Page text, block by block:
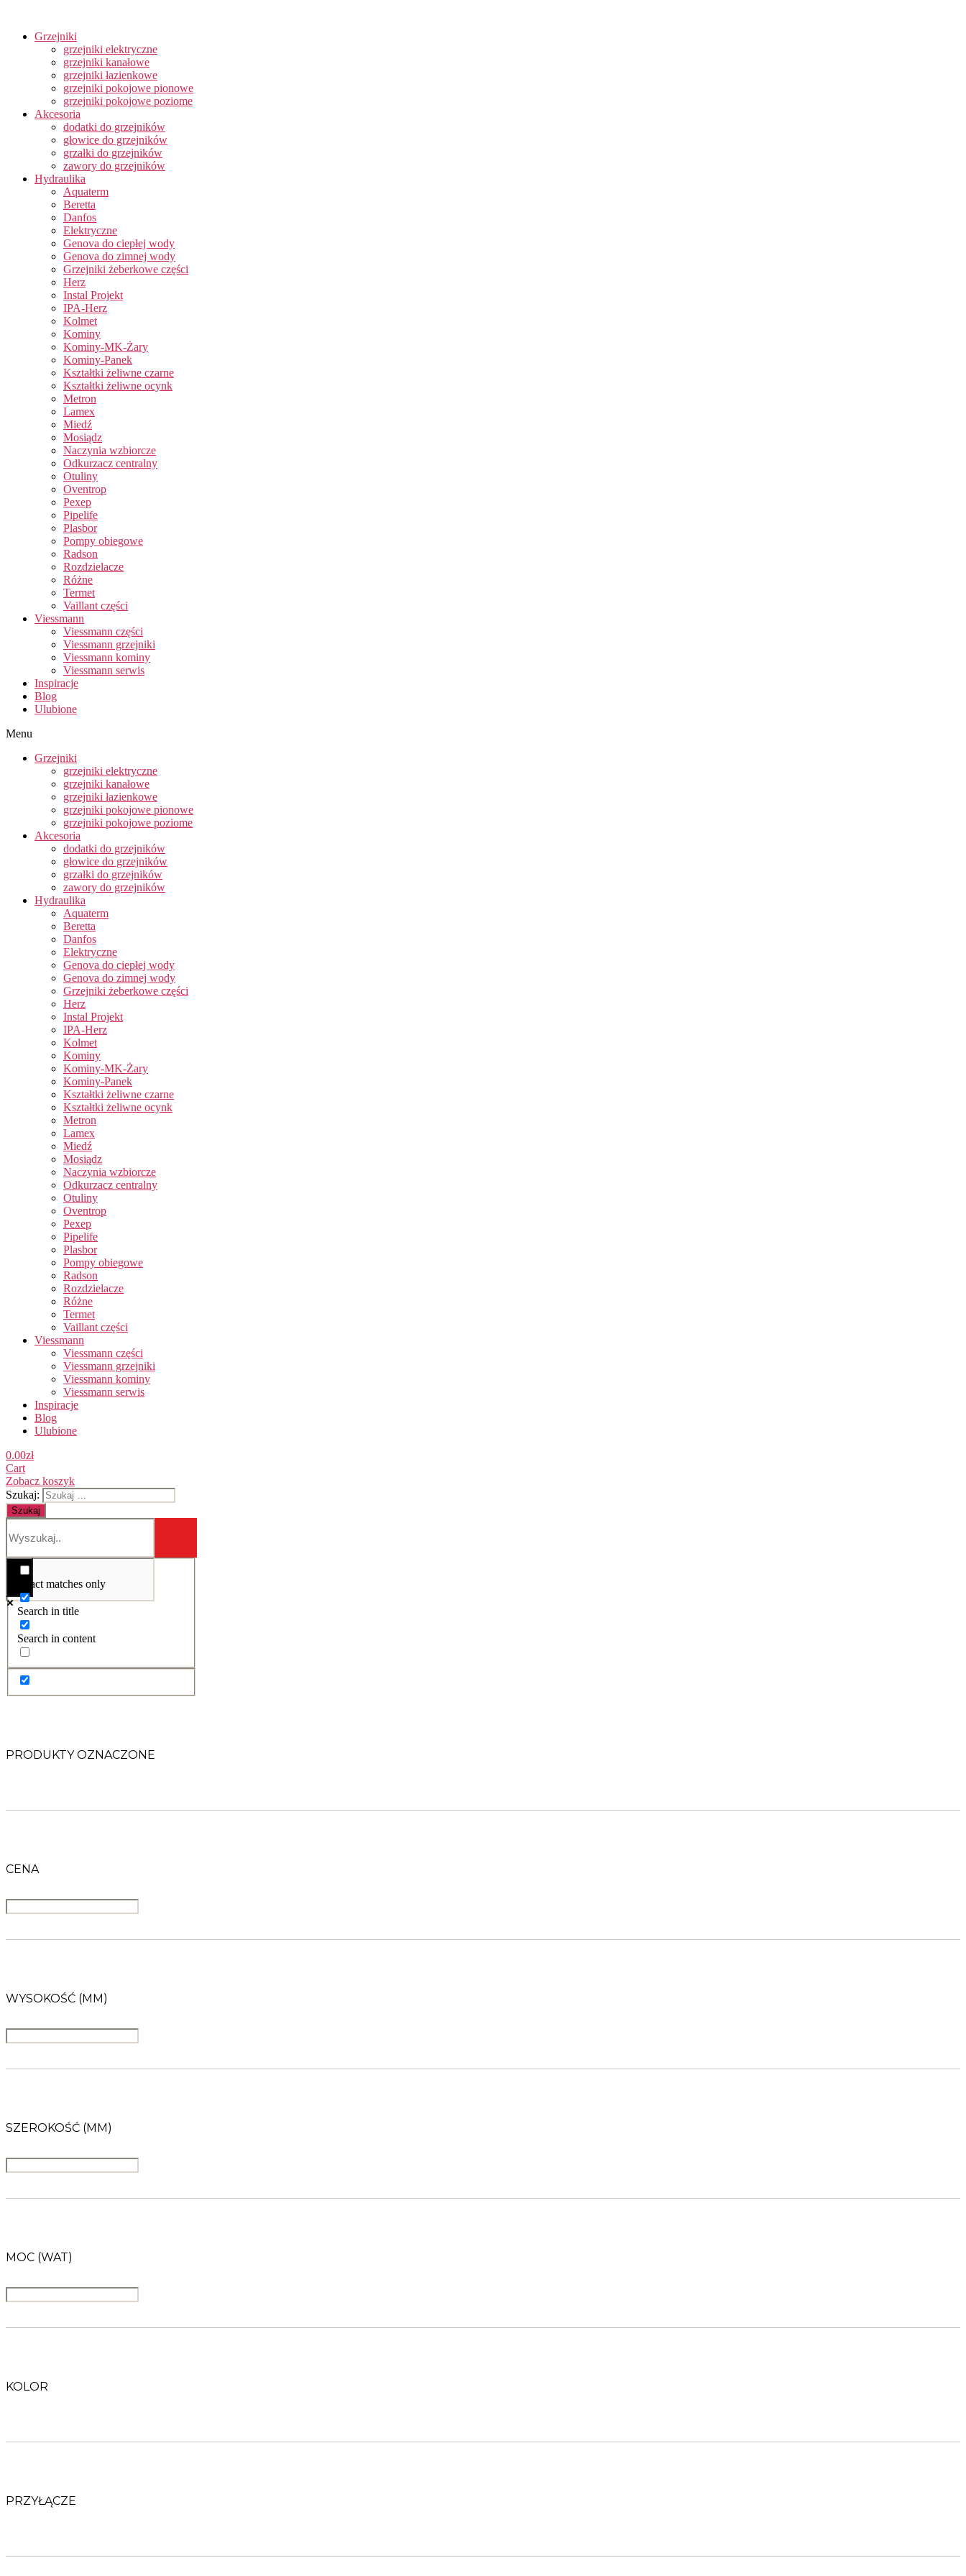
Grzejniki
grzejniki elektryczne
grzejniki kanałowe
grzejniki łazienkowe
grzejniki pokojowe pionowe
grzejniki pokojowe poziome
Akcesoria
dodatki do grzejników
głowice do grzejników
grzałki do grzejników
zawory do grzejników
Hydraulika
Aquaterm
Beretta
Danfos
Elektryczne
Genova do ciepłej wody
Genova do zimnej wody
Grzejniki żeberkowe części
Herz
Instal Projekt
IPA-Herz
Kolmet
Kominy
Kominy-MK-Żary
Kominy-Panek
Kształtki żeliwne czarne
Kształtki żeliwne ocynk
Metron
Lamex
Miedź
Mosiądz
Naczynia wzbiorcze
Odkurzacz centralny
Otuliny
Oventrop
Pexep
Pipelife
Plasbor
Pompy obiegowe
Radson
Rozdzielacze
Różne
Termet
Vaillant części
Viessmann
Viessmann części
Viessmann grzejniki
Viessmann kominy
Viessmann serwis
Inspiracje
Blog
Ulubione
Menu
Grzejniki
grzejniki elektryczne
grzejniki kanałowe
grzejniki łazienkowe
grzejniki pokojowe pionowe
grzejniki pokojowe poziome
Akcesoria
dodatki do grzejników
głowice do grzejników
grzałki do grzejników
zawory do grzejników
Hydraulika
Aquaterm
Beretta
Danfos
Elektryczne
Genova do ciepłej wody
Genova do zimnej wody
Grzejniki żeberkowe części
Herz
Instal Projekt
IPA-Herz
Kolmet
Kominy
Kominy-MK-Żary
Kominy-Panek
Kształtki żeliwne czarne
Kształtki żeliwne ocynk
Metron
Lamex
Miedź
Mosiądz
Naczynia wzbiorcze
Odkurzacz centralny
Otuliny
Oventrop
Pexep
Pipelife
Plasbor
Pompy obiegowe
Radson
Rozdzielacze
Różne
Termet
Vaillant części
Viessmann
Viessmann części
Viessmann grzejniki
Viessmann kominy
Viessmann serwis
Inspiracje
Blog
Ulubione
0.00zł
Cart
Zobacz koszyk
Szukaj:
Exact matches only
Search in title
Search in content
PRODUKTY OZNACZONE
CENA
WYSOKOŚĆ (MM)
SZEROKOŚĆ (MM)
MOC (WAT)
KOLOR
PRZYŁĄCZE